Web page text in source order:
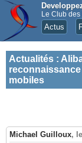
Le Club
Actus
Actualités :
mobiles
Michael Guilloux,